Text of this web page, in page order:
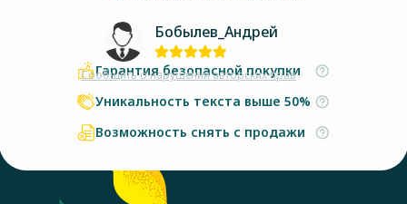
Бобылев_Андрей
Сообщить о нарушении авторских прав
Гарантия безопасной покупки
Уникальность текста выше 50%
Возможность снять с продажи